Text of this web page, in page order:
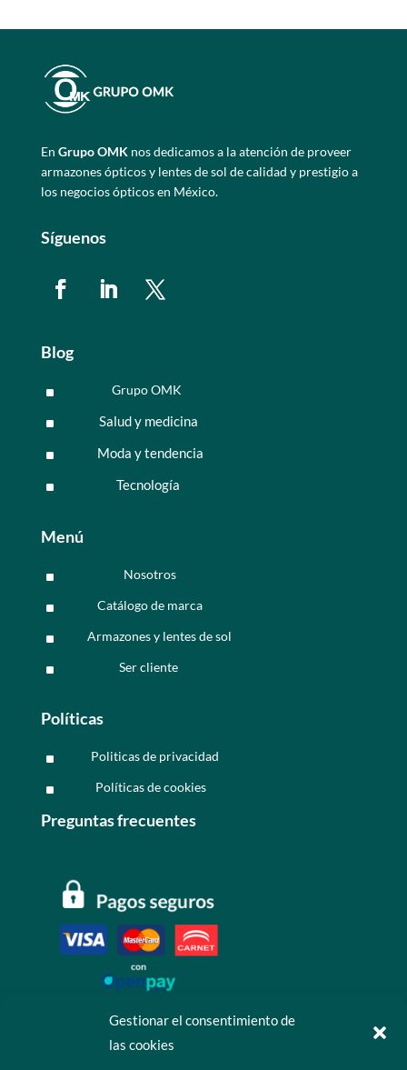
Gestionar el consentimiento de
las cookies
En Grupo OMKnos dedicamos a la atención de proveer
armazones ópticos y lentes de sol de calidad y prestigio a
los negocios ópticos en México.
Síguenos
Blog
^ Grupo OMK
^ Salud y medicina
^ Moda y tendencia
^ Tecnología
Menú
^ Nosotros
^ Catálogo de marca
^ Armazones y lentes de sol
^ Ser cliente
Políticas
^ Politicas de privacidad
^ Políticas de cookies
Preguntas frecuentes